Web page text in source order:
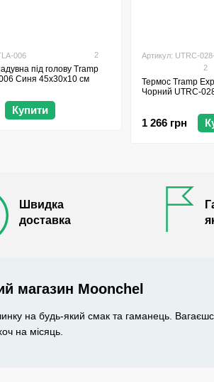
006 2
під голову Tramp
Синя 45x30x10 см
Купити
Артикул: UTRC-
2
Термос Tramp
Чорний UTRC-
1 266 грн
Швидка
доставка
магазин Moonchel
на будь-який смак та гаманець.
на місяць.